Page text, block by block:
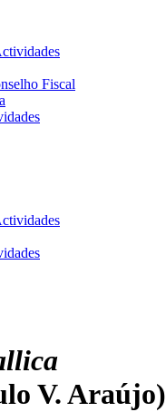
Fiscal
V. Araújo)